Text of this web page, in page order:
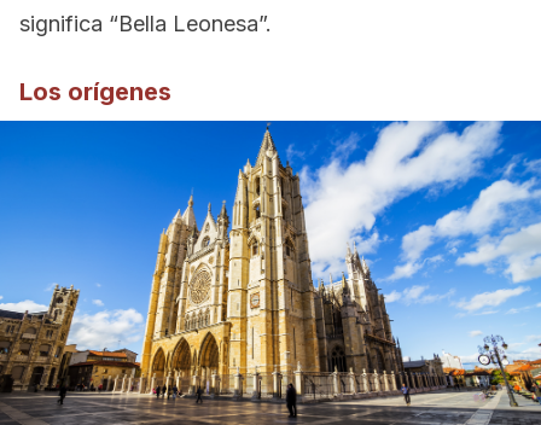
significa “Bella Leonesa”.
Los orígenes